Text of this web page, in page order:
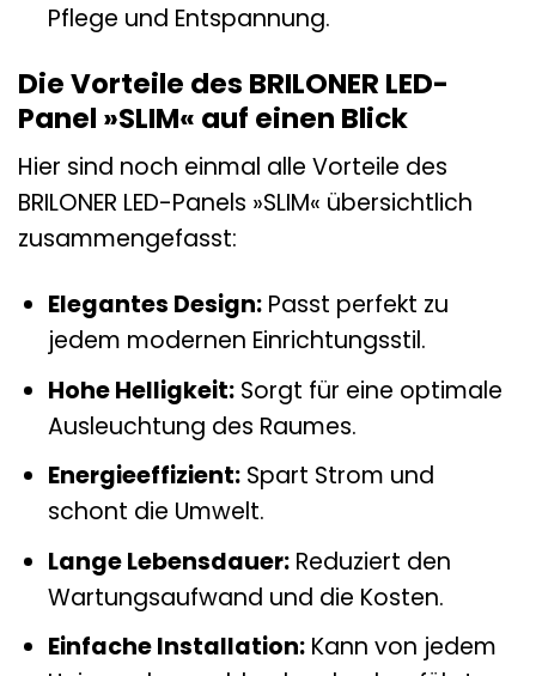
Pflege und Entspannung.
Die Vorteile des BRILONER LED-
Panel »SLIM« auf einen Blick
Hier sind noch einmal alle Vorteile des
BRILONER LED-Panels »SLIM« übersichtlich
zusammengefasst:
Elegantes Design:Passt perfekt zu
jedem modernen Einrichtungsstil.
Hohe Helligkeit:Sorgt für eine optimale
Ausleuchtung des Raumes.
Energieeffizient:Spart Strom und
schont die Umwelt.
Lange Lebensdauer:Reduziert den
Wartungsaufwand und die Kosten.
Einfache Installation:Kann von jedem